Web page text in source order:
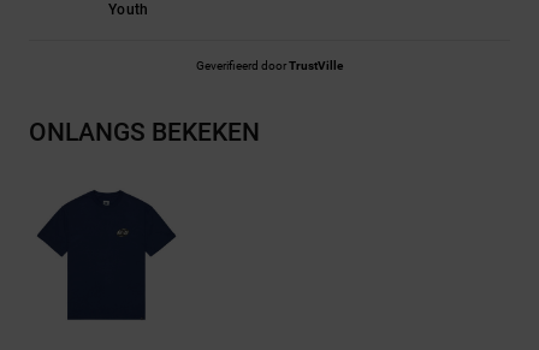
Youth
Geverifieerd doorTrustVille
ONLANGS BEKEKEN